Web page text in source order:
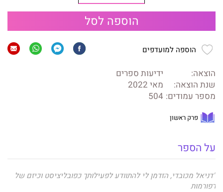
הוספה לסל
הוספה למועדפים
הוצאה:
ידיעות ספרים
שנת הוצאה:
מאי 2022
מספר עמודים: 504
פרק ראשון
על הספר
"דניאל מכובדי, הזדמן לי להתוודע לפעילותך כפובליציסט וכיזם של
רפורמות